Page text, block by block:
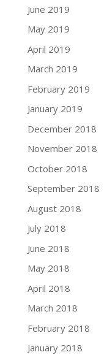
June 2019
May 2019
April 2019
March 2019
February 2019
January 2019
December 2018
November 2018
October 2018
September 2018
August 2018
July 2018
June 2018
May 2018
April 2018
March 2018
February 2018
January 2018